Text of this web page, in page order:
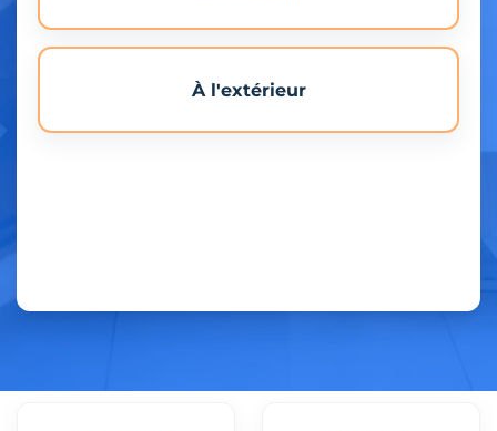
À l'extérieur